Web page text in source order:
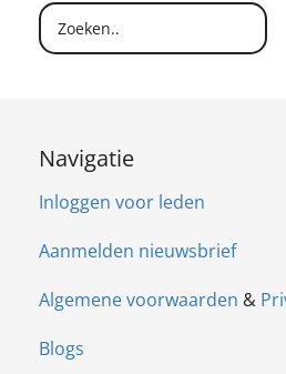
Navigatie
Inloggen voor leden
Aanmelden nieuwsbrief
Algemene voorwaarden &
Blogs